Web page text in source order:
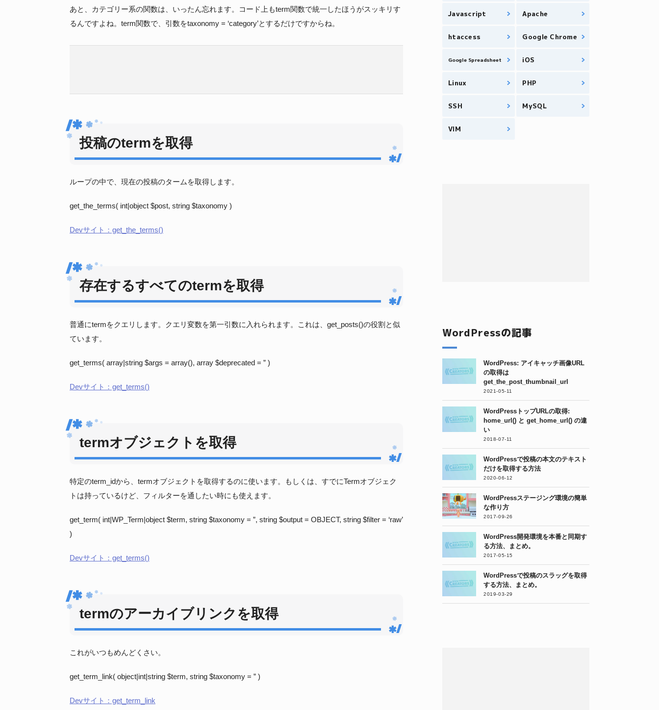
あと、カテゴリー系の関数は、いったん忘れます。コード上もterm関数で統一したほうがスッキリす
るんですよね。term関数で、引数をtaxonomy = ‘category’とするだけですからね。
投稿のtermを取得
ループの中で、現在の投稿のタームを取得します。
get_the_terms( int|object $post, string $taxonomy )
Devサイト：get_the_terms()
存在するすべてのtermを取得
普通にtermをクエリします。クエリ変数を第一引数に入れられます。これは、get_posts()の役割と似
ています。
get_terms( array|string $args = array(), array $deprecated = ” )
Devサイト：get_terms()
termオブジェクトを取得
特定のterm_idから、termオブジェクトを取得するのに使います。もしくは、すでにTermオブジェク
トは持っているけど、フィルターを通したい時にも使えます。
get_term( int|WP_Term|object $term, string $taxonomy = ”, string $output = OBJECT, string $filter = ‘raw’
)
Devサイト：get_terms()
termのアーカイブリンクを取得
これがいつもめんどくさい。
get_term_link( object|int|string $term, string $taxonomy = ” )
Devサイト：get_term_link
Javascript Apache
htaccess Google Chrome
Google Spreadsheet iOS
Linux PHP
SSH MySQL
VIM
WordPressの記事
WordPress: アイキャッチ画像URL
の取得は
get_the_post_thumbnail_url
2021-05-11
WordPressトップURLの取得:
home_url() と get_home_url() の違
い
2018-07-11
WordPressで投稿の本文のテキスト
だけを取得する方法
2020-06-12
WordPressステージング環境の簡単
な作り方
2017-09-26
WordPress開発環境を本番と同期す
る方法、まとめ。
2017-05-15
WordPressで投稿のスラッグを取得
する方法、まとめ。
2019-03-29